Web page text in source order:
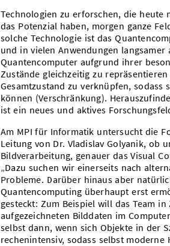
Technologien zu erforschen, die
das Potenzial haben, morgen ganze
solche Technologie ist das
und in vielen Anwendungen langsamer
Quantencomputer aufgrund ihrer
Zustände gleichzeitig zu
Gesamtzustand zu verknüpfen,
können (Verschränkung).
ist ein neues und aktives
Am MPI für Informatik untersucht die
Leitung von Dr. Vladislav Golyanik, ob
Bildverarbeitung, genauer das Visual
„Dazu suchen wir einerseits nach
Probleme. Darüber hinaus aber
Quantencomputing überhaupt erst
gesteckt: Zum Beispiel will das Team
aufgezeichneten Bilddaten im
selbst dann, wenn sich Objekte in der
rechenintensiv, sodass selbst